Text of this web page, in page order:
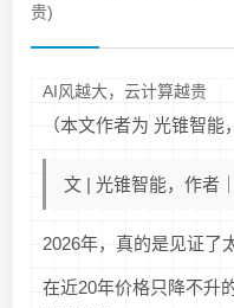
贵)
AI风越大，云计算越贵
（本文作者为 光锥智能
文 | 光锥智能，作者
2026年，真的是见证了
在近20年价格只降不升